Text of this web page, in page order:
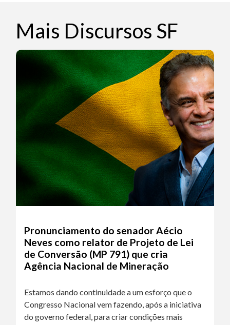
Mais Discursos SF
Pronunciamento do senador Aécio
Neves como relator de Projeto de Lei
de Conversão (MP 791) que cria
Agência Nacional de Mineração
Estamos dando continuidade a um esforço que o
Congresso Nacional vem fazendo, após a iniciativa
do governo federal, para criar condições mais